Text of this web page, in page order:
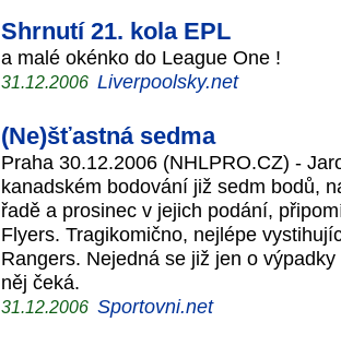
Shrnutí 21. kola EPL
a malé okénko do League One !
31.12.2006 Liverpoolsky.net
(Ne)šťastná sedma
Praha 30.12.2006 (NHLPRO.CZ) -
kanadském bodování již sedm bodů,
řadě a prosinec v jejich podání,
Flyers. Tragikomično, nejlépe
Rangers. Nejedná se již jen o
něj čeká.
31.12.2006 Sportovni.net